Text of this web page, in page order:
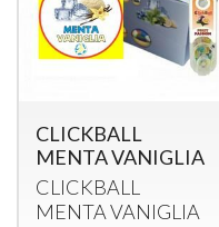
CLICKBALL
MENTA VANIGLIA
CLICKBALL
MENTAVANIGLIA